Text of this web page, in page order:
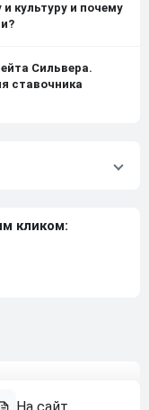
культуру и почему
Сильвера.
ставочника
кликом: